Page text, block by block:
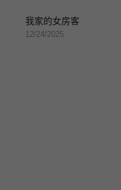
我家的女房客
12/24/2025